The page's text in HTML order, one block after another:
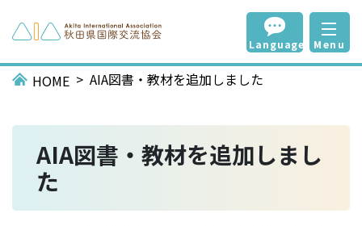
Language Menu
HOME AIA図書・教材を追加しました
AIA図書・教材を追加しまし
た